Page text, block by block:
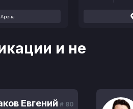
и не
Евгений # 80